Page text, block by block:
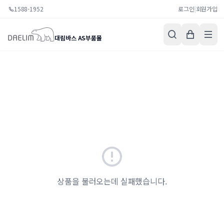
1588-1952 로그인|회원가입
대림바스 AS부품몰
상품을 불러오는데 실패했습니다.